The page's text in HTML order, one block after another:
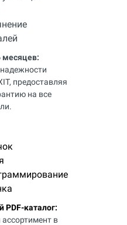
месяцев:
предоставляя
на все
PDF-каталог:
в